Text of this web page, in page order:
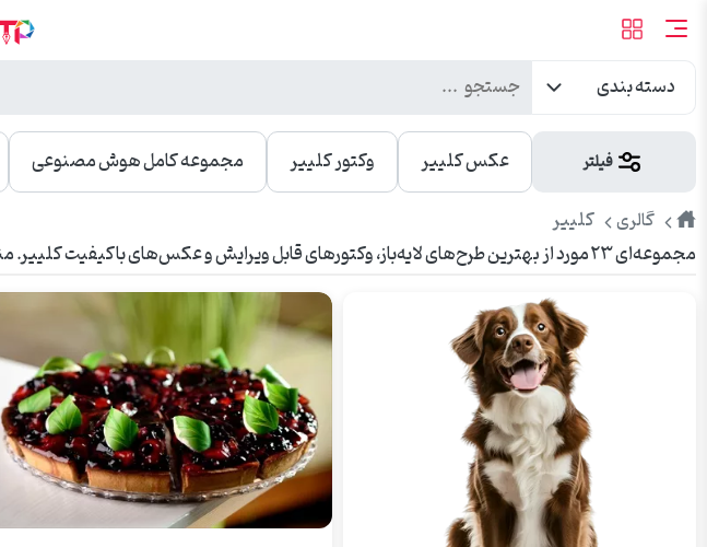
دسته بندی
فیلتر عکس کلییر وکتور کلییر مجموعه کامل هوش مصنوعی
طرح
پیک
گالری
کلییر
مجموعه‌ای ۲۳ مورد از بهترین طرح‌های لایه‌باز، وکتورهای قابل ویرایش و عکس‌های باکیفیت کلییر. مناسب برای تبلیغات، چاپ، بنر، شبکه‌های اجتماعی و وبسایت.